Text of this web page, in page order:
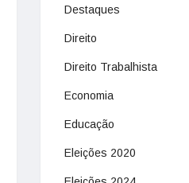
Destaques
Direito
Direito Trabalhista
Economia
Educação
Eleições 2020